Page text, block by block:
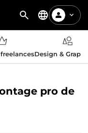
Design &
pro de